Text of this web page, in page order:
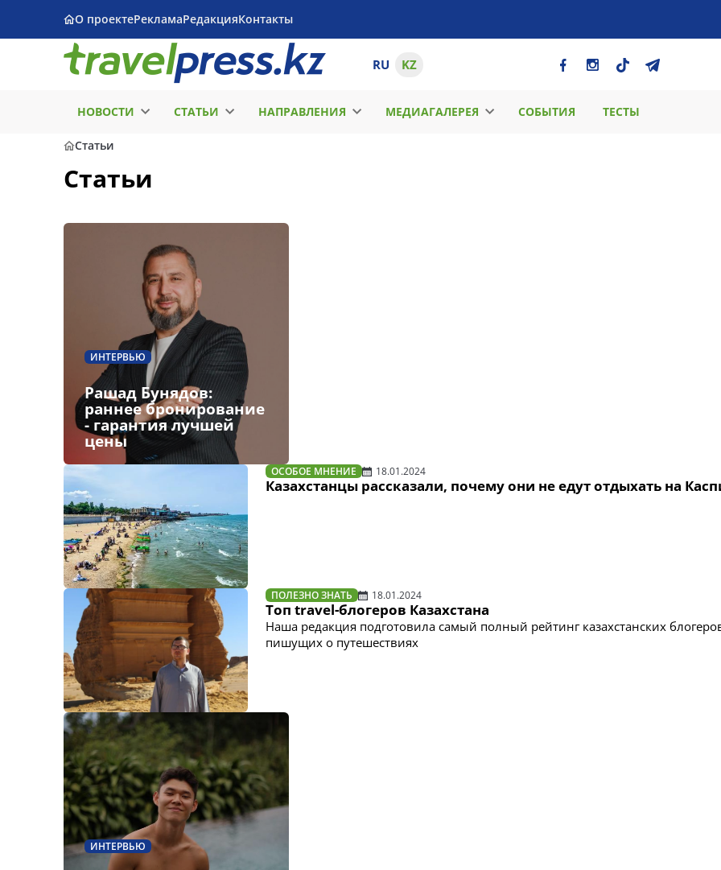
О проектеРекламаРедакцияКонтакты
RU KZ
НОВОСТИ СТАТЬИ НАПРАВЛЕНИЯ МЕДИАГАЛЕРЕЯ СОБЫТИЯ ТЕСТЫ
Статьи
Статьи
ИНТЕРВЬЮ
Рашад Бунядов:
раннее бронирование
- гарантия лучшей
цены
ОСОБОЕ МНЕНИЕ 18.01.2024
Казахстанцы рассказали, почему они не едут отдыхать на
ПОЛЕЗНО ЗНАТЬ 18.01.2024
Топ travel-блогеров Казахстана
Наша редакция подготовила самый полный рейтинг казахстанских
пишущих о путешествиях
ИНТЕРВЬЮ